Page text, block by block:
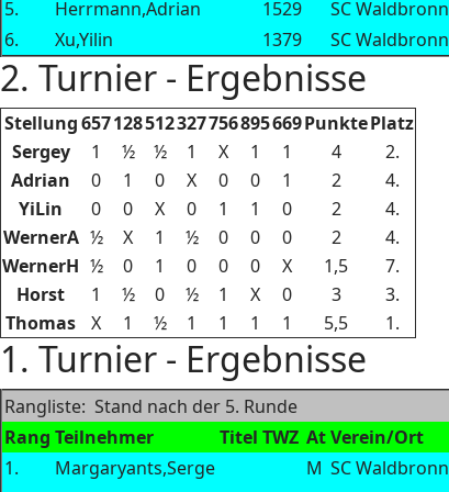
5. Herrmann,Adrian 1529 SC Waldbronn
6.
Xu,Yilin 1379 SC Waldbronn
2. Turnier - Ergebnisse
Stellung657128512327756895669PunktePlatz
Sergey
1 ½ ½ 1 X 1 1 4
2.
Adrian
0 1 0 X 0 0 1 2
4.
YiLin
0 0 X 0 1 1 0 2
4.
WernerA ½ X 1 ½ 0 0 0 2
4.
WernerH ½ 0 1 0 0 0 X 1,5
7.
Horst
1 ½ 0 ½ 1 X 0 3
3.
Thomas
X 1 ½ 1 1 1 1 5,5 1.
1. Turnier - Ergebnisse
Rangliste: Stand nach der 5. Runde
Rang Teilnehmer Titel TWZ AtVerein/Ort
1.
Margaryants,Serge M SC Waldbronn